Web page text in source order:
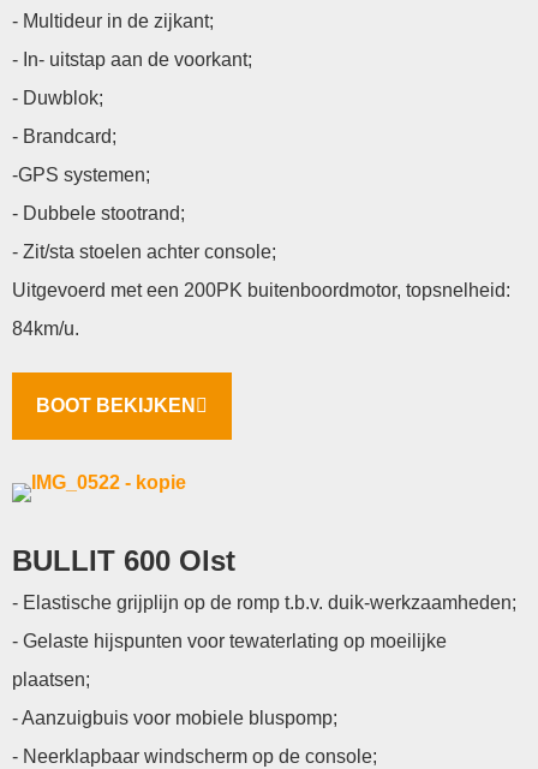
- Multideur in de zijkant;
- In- uitstap aan de voorkant;
- Duwblok;
- Brandcard;
-GPS systemen;
- Dubbele stootrand;
- Zit/sta stoelen achter console;
Uitgevoerd met een 200PK buitenboordmotor, topsnelheid:
84km/u.
BOOT BEKIJKEN
BULLIT 600 Olst
- Elastische grijplijn op de romp t.b.v. duik-werkzaamheden;
- Gelaste hijspunten voor tewaterlating op moeilijke
plaatsen;
- Aanzuigbuis voor mobiele bluspomp;
- Neerklapbaar windscherm op de console;